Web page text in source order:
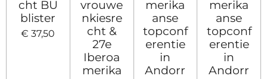
cht BU
blister
€ 37,50
vrouwe
nkiesre
cht &
27e
Iberoa
merika
merika
anse
topconf
erentie
in
Andorr
merika
anse
topconf
erentie
in
Andorr